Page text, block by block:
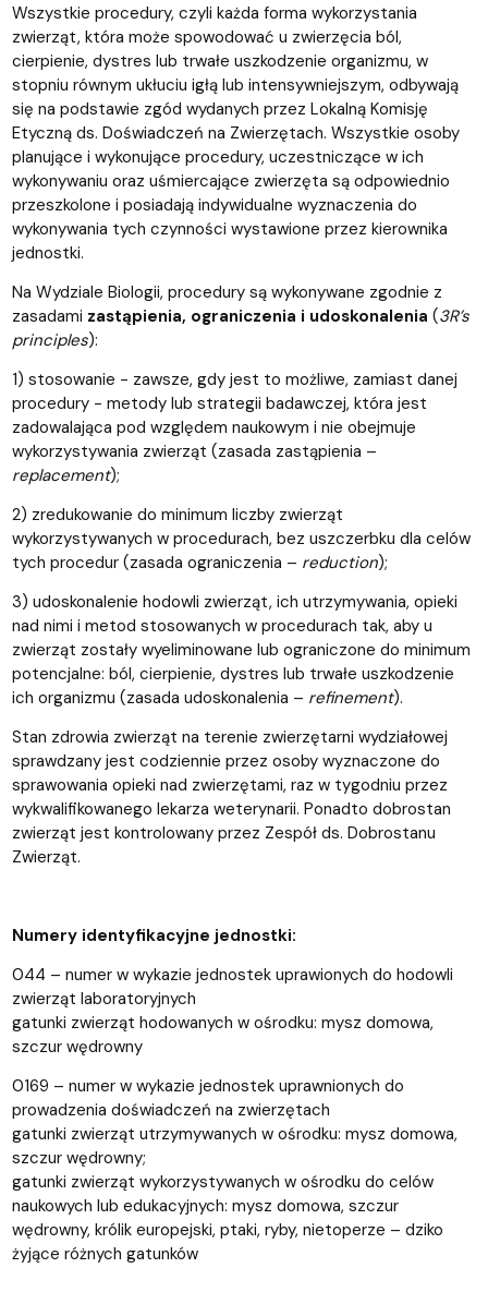
Wszystkie procedury, czyli każda forma wykorzystania
zwierząt, która może spowodować u zwierzęcia ból,
cierpienie, dystres lub trwałe uszkodzenie organizmu, w
stopniu równym ukłuciu igłą lub intensywniejszym, odbywają
się na podstawie zgód wydanych przez Lokalną Komisję
Etyczną ds. Doświadczeń na Zwierzętach. Wszystkie osoby
planujące i wykonujące procedury, uczestniczące w ich
wykonywaniu oraz uśmiercające zwierzęta są odpowiednio
przeszkolone i posiadają indywidualne wyznaczenia do
wykonywania tych czynności wystawione przez kierownika
jednostki.
Na Wydziale Biologii, procedury są wykonywane zgodnie z
zasadami zastąpienia, ograniczenia i udoskonalenia (3R’s
principles):
1) stosowanie − zawsze, gdy jest to możliwe, zamiast danej
procedury − metody lub strategii badawczej, która jest
zadowalająca pod względem naukowym i nie obejmuje
wykorzystywania zwierząt (zasada zastąpienia –
replacement);
2) zredukowanie do minimum liczby zwierząt
wykorzystywanych w procedurach, bez uszczerbku dla celów
tych procedur (zasada ograniczenia – reduction);
3) udoskonalenie hodowli zwierząt, ich utrzymywania, opieki
nad nimi i metod stosowanych w procedurach tak, aby u
zwierząt zostały wyeliminowane lub ograniczone do minimum
potencjalne: ból, cierpienie, dystres lub trwałe uszkodzenie
ich organizmu (zasada udoskonalenia – refinement).
Stan zdrowia zwierząt na terenie zwierzętarni wydziałowej
sprawdzany jest codziennie przez osoby wyznaczone do
sprawowania opieki nad zwierzętami, raz w tygodniu przez
wykwalifikowanego lekarza weterynarii. Ponadto dobrostan
zwierząt jest kontrolowany przez Zespół ds. Dobrostanu
Zwierząt.
Numery identyfikacyjne jednostki:
044 – numer w wykazie jednostek uprawionych do hodowli
zwierząt laboratoryjnych
gatunki zwierząt hodowanych w ośrodku: mysz domowa,
szczur wędrowny
0169 – numer w wykazie jednostek uprawnionych do
prowadzenia doświadczeń na zwierzętach
gatunki zwierząt utrzymywanych w ośrodku: mysz domowa,
szczur wędrowny;
gatunki zwierząt wykorzystywanych w ośrodku do celów
naukowych lub edukacyjnych: mysz domowa, szczur
wędrowny, królik europejski, ptaki, ryby, nietoperze – dziko
żyjące różnych gatunków